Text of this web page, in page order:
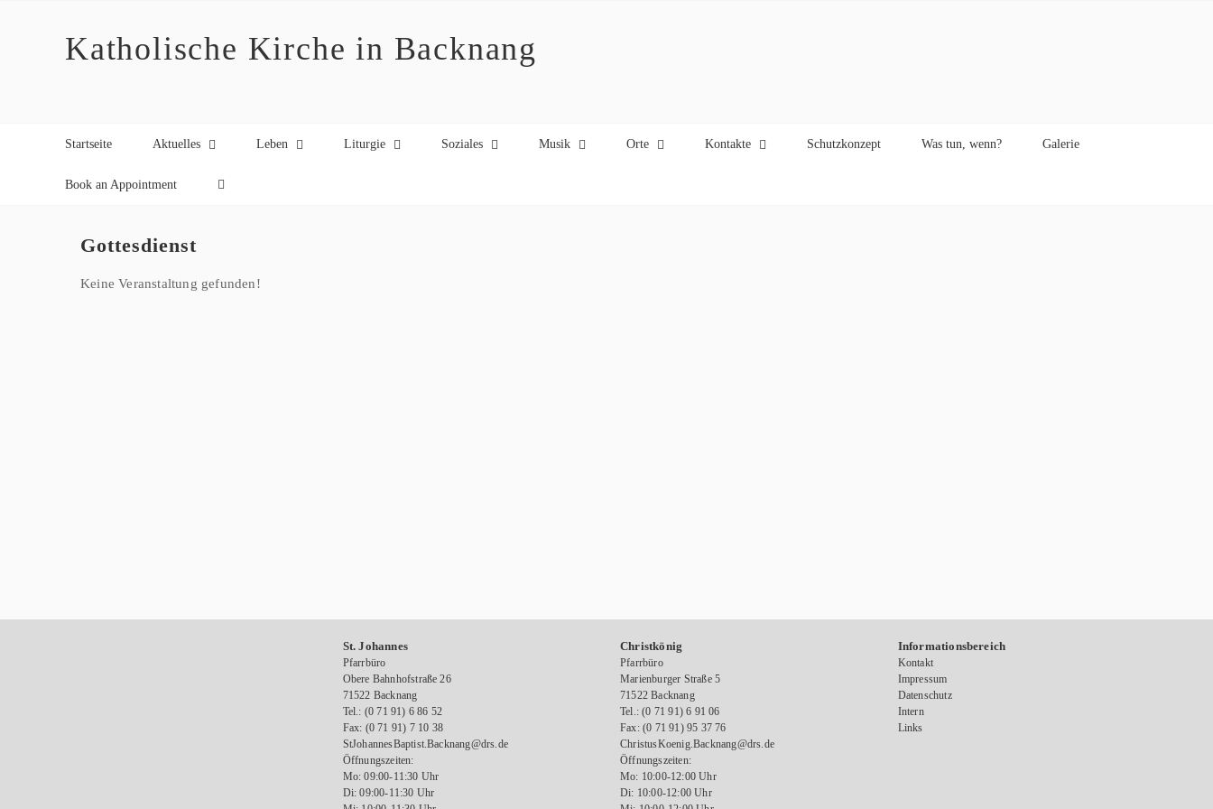
Katholische Kirche in Backnang
Startseite Aktuelles Leben Liturgie Soziales Musik Orte Kontakte Schutzkonzept Was tun, wenn? Galerie
Book an Appointment
Gottesdienst
Keine Veranstaltung gefunden!
St. Johannes
Pfarrbüro
Obere Bahnhofstraße 26
71522 Backnang
Tel.: (0 71 91) 6 86 52
Fax: (0 71 91) 7 10 38
StJohannesBaptist.Backnang@drs.de
Öffnungszeiten:
Mo: 09:00-11:30 Uhr
Di: 09:00-11:30 Uhr
Christkönig
Pfarrbüro
Marienburger Straße 5
71522 Backnang
Tel.: (0 71 91) 6 91 06
Fax: (0 71 91) 95 37 76
ChristusKoenig.Backnang@drs.de
Öffnungszeiten:
Mo: 10:00-12:00 Uhr
Di: 10:00-12:00 Uhr
Informationsbereich
Kontakt
Impressum
Datenschutz
Intern
Links